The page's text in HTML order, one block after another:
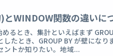
WINDOW関数の違いに
るとき、集計といえばまず
たとき、GROUP BY が壁にな
ントか知りたい。地域...